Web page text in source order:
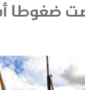
ضغوطا